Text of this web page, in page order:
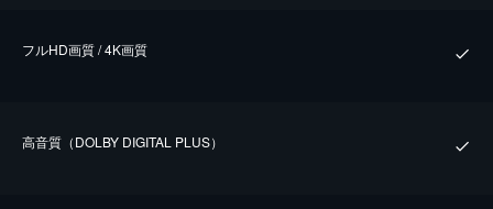
フルHD画質 / 4K画質
⾼⾳質（DOLBY DIGITAL PLUS）